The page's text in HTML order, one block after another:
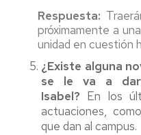
Respuesta:
próximamente a
unidad en cuestión
¿Existe alguna
se le va a dar
Isabel? En los
actuaciones,
que dan al campus.